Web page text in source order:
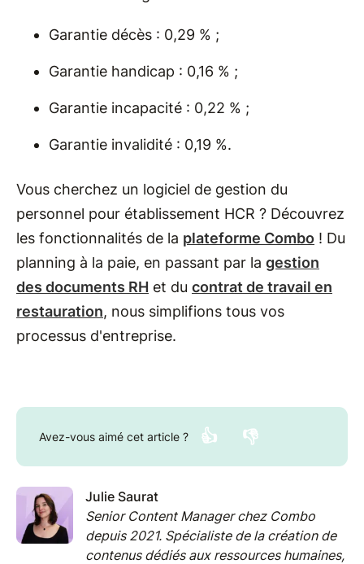
Garantie décès : 0,29 % ;
Garantie handicap : 0,16 % ;
Garantie incapacité : 0,22 % ;
Garantie invalidité : 0,19 %.
Vous cherchez un logiciel de gestion du
personnel pour établissement HCR ? Découvrez
les fonctionnalités de la plateforme Combo ! Du
planning à la paie, en passant par la gestion
des documents RH et du contrat de travail en
restauration, nous simplifions tous vos
processus d'entreprise.
Avez-vous aimé cet article ? 👍 👎
Julie Saurat
Senior Content Manager chez Combo
depuis 2021. Spécialiste de la création de
contenus dédiés aux ressources humaines,